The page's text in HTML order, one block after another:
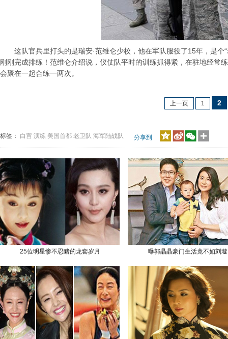
这队官兵里打头的是瑞安·范维仑少校，他在军队服役了15年，是个
刚刚完成排练！范维仑介绍说，仪仗队平时的训练抓得紧，在驻地经常
会聚在一起合练一两次。
上一页 1 2
标签： 白宫 演练 美国首都 老卫队 海军陆战队 分享到
25位明星惨不忍睹的龙套岁月 曝郭晶晶豪门生活竟不如刘璇